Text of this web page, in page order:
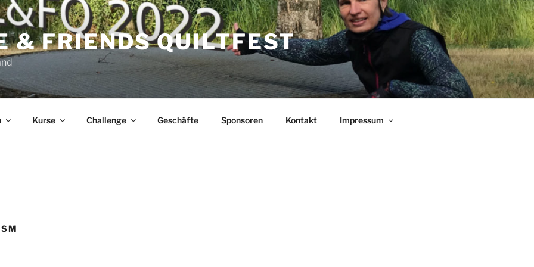
& FRIENDS QUILTFEST
Kurse Challenge Geschäfte Sponsoren Kontakt Impressum